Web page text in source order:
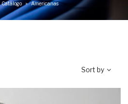
Catálogo > Americanas
Sort by